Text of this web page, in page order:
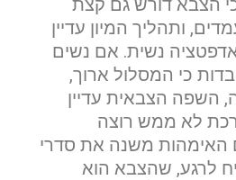
הצבא דורש גם קצת
ותהליך המיון עדיין
נשית. אם נשים
כי המסלול ארוך,
השפה הצבאית עדיין
לא ממש רוצה
האימהות משנה את סדרי
לרגע, שהצבא הוא